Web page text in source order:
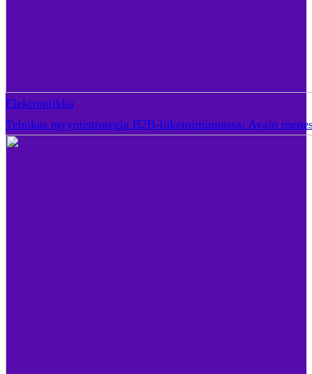
Elektroniikka
Tehokas myyntistrategia B2B-liiketoiminnassa: Avain